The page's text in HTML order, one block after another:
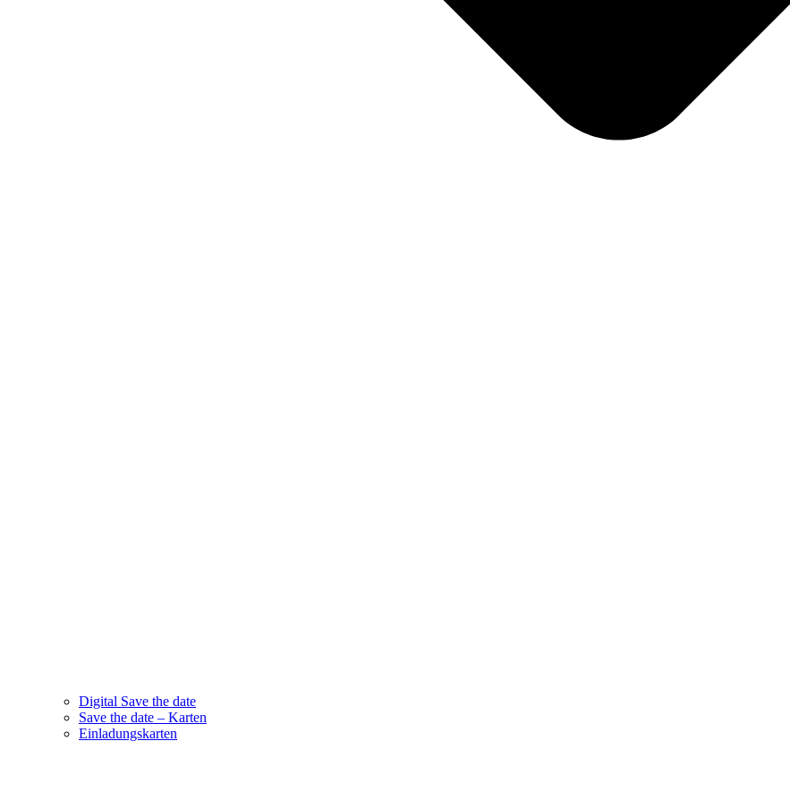
Digital Save the date
Save the date – Karten
Einladungskarten